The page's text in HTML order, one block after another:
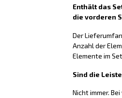
Enthält das
die vorderen
Der
Anzahl der
Elemente im
Sind die
Nicht immer.